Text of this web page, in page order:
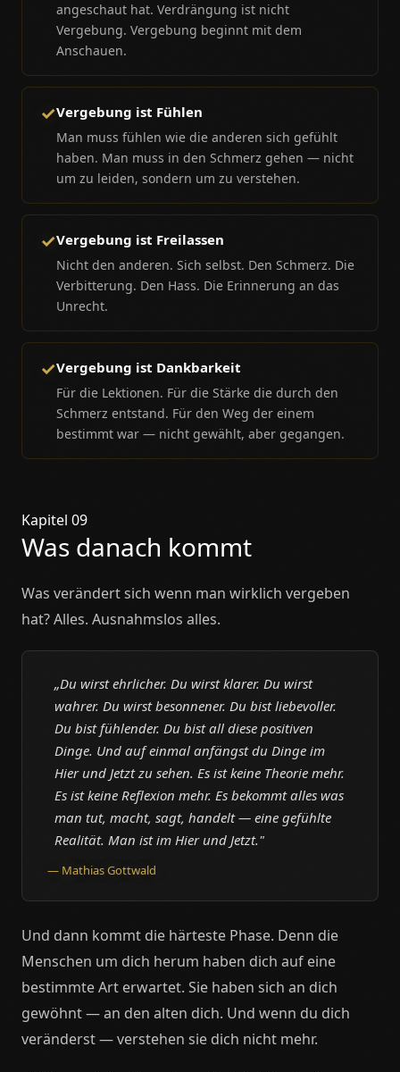
angeschaut hat. Verdrängung ist nicht
Vergebung. Vergebung beginnt mit dem
Anschauen.
✓Vergebung ist Fühlen
Man muss fühlen wie die anderen sich gefühlt
haben. Man muss in den Schmerz gehen — nicht
um zu leiden, sondern um zu verstehen.
✓Vergebung ist Freilassen
Nicht den anderen. Sich selbst. Den Schmerz. Die
Verbitterung. Den Hass. Die Erinnerung an das
Unrecht.
✓Vergebung ist Dankbarkeit
Für die Lektionen. Für die Stärke die durch den
Schmerz entstand. Für den Weg der einem
bestimmt war — nicht gewählt, aber gegangen.
Kapitel 09
Was danach kommt
Was verändert sich wenn man wirklich vergeben
hat? Alles. Ausnahmslos alles.
„Du wirst ehrlicher. Du wirst klarer. Du wirst
wahrer. Du wirst besonnener. Du bist liebevoller.
Du bist fühlender. Du bist all diese positiven
Dinge. Und auf einmal anfängst du Dinge im
Hier und Jetzt zu sehen. Es ist keine Theorie mehr.
Es ist keine Reflexion mehr. Es bekommt alles was
man tut, macht, sagt, handelt — eine gefühlte
Realität. Man ist im Hier und Jetzt."
— Mathias Gottwald
Und dann kommt die härteste Phase. Denn die
Menschen um dich herum haben dich auf eine
bestimmte Art erwartet. Sie haben sich an dich
gewöhnt — an den alten dich. Und wenn du dich
veränderst — verstehen sie dich nicht mehr.